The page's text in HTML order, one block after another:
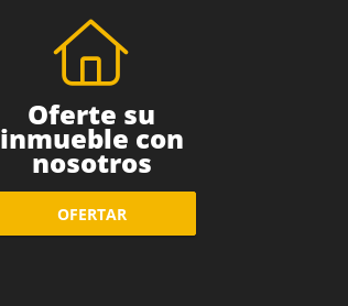
Oferte su
inmueble con
nosotros
OFERTAR